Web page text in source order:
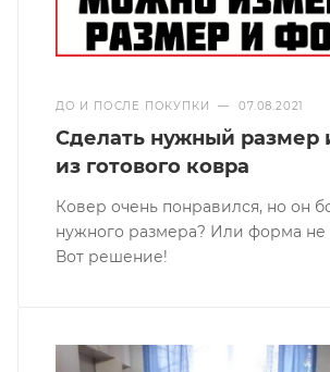
ДО И ПОСЛЕ ПОКУПКИ — 07.08.2021
Сделать нужный размер
из готового ковра
Ковер очень понравился, но он
нужного размера? Или форма не
Вот решение!